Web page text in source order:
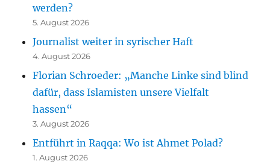
werden?
5. August 2026
Journalist weiter in syrischer Haft
4. August 2026
Florian Schroeder: „Manche Linke sind blind
dafür, dass Islamisten unsere Vielfalt
hassen“
3. August 2026
Entführt in Raqqa: Wo ist Ahmet Polad?
1. August 2026